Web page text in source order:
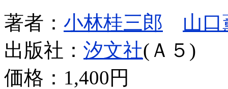
著者： 小林桂三郎
山口
出版社： 汐文社(Ａ５)
価格： 1,400円